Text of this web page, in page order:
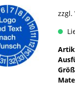
zzgl.